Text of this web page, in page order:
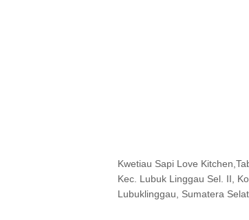
Kwetiau Sapi Love
Kec. Lubuk Linggau Sel. II,
Lubuklinggau, Sumatera